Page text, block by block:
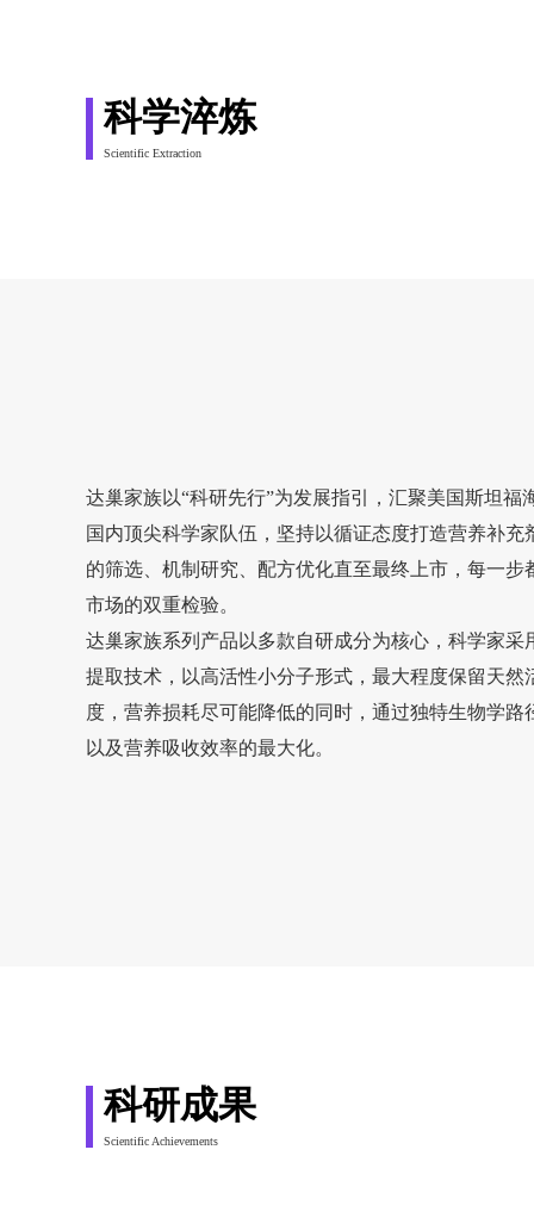
科学淬炼
Scientific Extraction
达巢家族以“科研先行”为发展指引，汇聚美国斯坦福
国内顶尖科学家队伍，坚持以循证态度打造营养补充
的筛选、机制研究、配方优化直至最终上市，每一步
市场的双重检验。
达巢家族系列产品以多款自研成分为核心，科学家采
提取技术，以高活性小分子形式，最大程度保留天然
度，营养损耗尽可能降低的同时，通过独特生物学路
以及营养吸收效率的最大化。
科研成果
Scientific Achievements